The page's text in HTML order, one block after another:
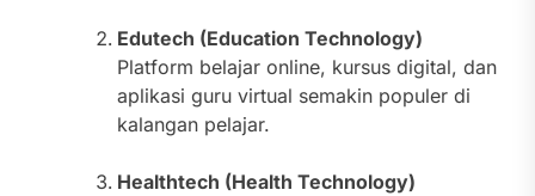
Edutech (Education Technology)
Platform belajar online, kursus digital, dan
aplikasi guru virtual semakin populer di
kalangan pelajar.
Healthtech (Health Technology)